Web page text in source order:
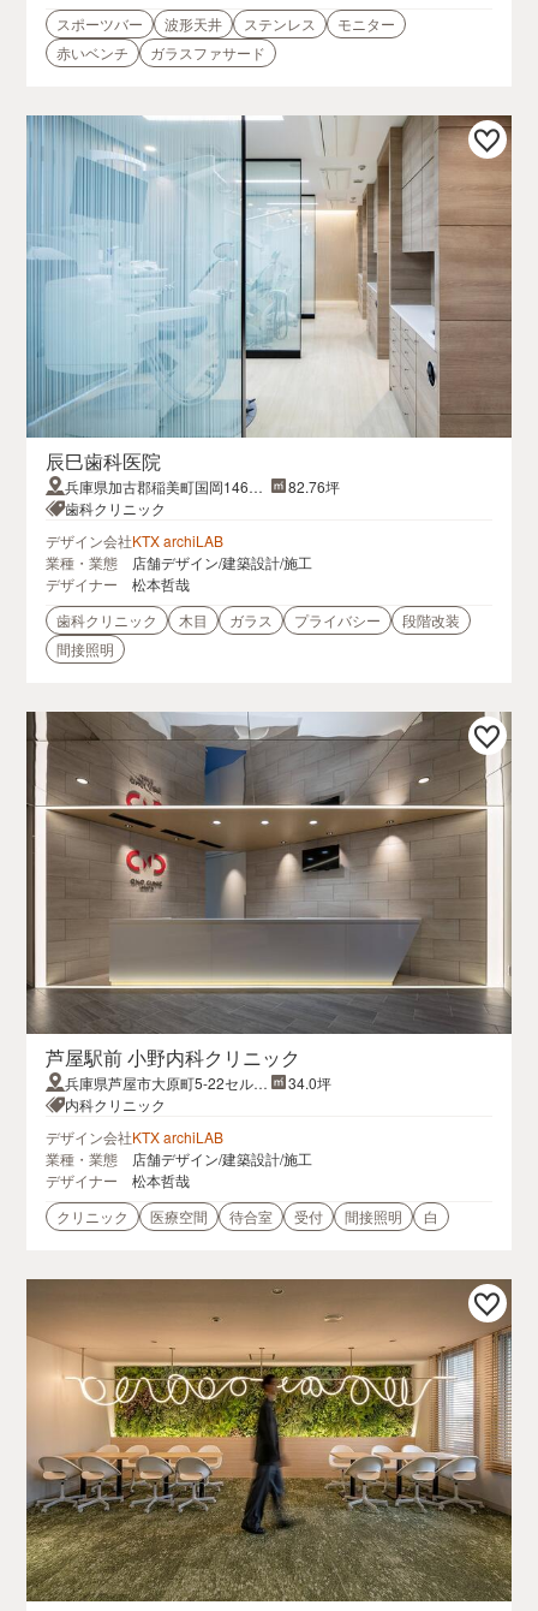
スポーツバー 波形天井 ステンレス
モニター
赤いベンチ
ガラスファサード
辰巳歯科医院
兵庫県加古郡稲美町国岡1464-
20
82.76坪
歯科クリニック
デザイン会社KTX archiLAB
業種・業態
店舗デザイン/建築設計/施工
デザイナー
松本哲哉
歯科クリニック
木目 ガラス プライバシー
段階改装
間接照明
芦屋駅前 小野内科クリニック
兵庫県芦屋市大原町5-22セルフ
リッジ芦屋1F
34.0坪
内科クリニック
デザイン会社KTX archiLAB
業種・業態
店舗デザイン/建築設計/施工
デザイナー
松本哲哉
クリニック
医療空間 待合室 受付 間接照明 白